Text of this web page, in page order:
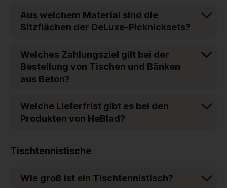
Aus welchem Material sind die
Sitzflächen der DeLuxe-Picknicksets?
Welches Zahlungsziel gilt bei der
Bestellung von Tischen und Bänken
aus Beton?
Welche Lieferfrist gibt es bei den
Produkten von HeBlad?
Tischtennistische
Wie groß ist ein Tischtennistisch?